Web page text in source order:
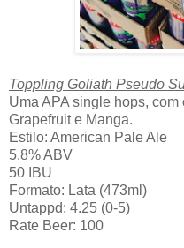
Toppling Goliath Pseudo
Uma APA single hops,
Grapefruit e Manga.
Estilo: American Pale Ale
5.8% ABV
50 IBU
Formato: Lata (473ml)
Untappd: 4.25 (0-5)
Rate Beer: 100